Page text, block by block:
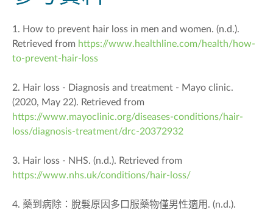
1. How to prevent hair loss in men and women. (n.d.).
Retrieved from https://www.healthline.com/health/how-
to-prevent-hair-loss
2. Hair loss - Diagnosis and treatment - Mayo clinic.
(2020, May 22). Retrieved from
https://www.mayoclinic.org/diseases-conditions/hair-
loss/diagnosis-treatment/drc-20372932
3. Hair loss - NHS. (n.d.). Retrieved from
https://www.nhs.uk/conditions/hair-loss/
4. 藥到病除：脫髮原因多口服藥物僅男性適用. (n.d.).